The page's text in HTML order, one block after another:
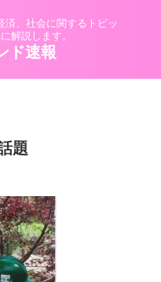
済、社会に関するトピッ
解説します。
ド速報
題